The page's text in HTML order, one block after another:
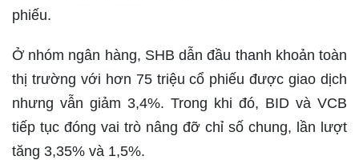
phiếu.
Ở nhóm ngân hàng, SHB dẫn đầu thanh khoản toàn
thị trường với hơn 75 triệu cổ phiếu được giao dịch
nhưng vẫn giảm 3,4%. Trong khi đó, BID và VCB
tiếp tục đóng vai trò nâng đỡ chỉ số chung, lần lượt
tăng 3,35% và 1,5%.